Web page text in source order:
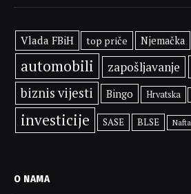
Vlada FBiH top priče Njemačka
automobili zapošljavanje
biznis vijesti
Bingo Hrvatska
investicije SASE BLSE Nafta
O NAMA